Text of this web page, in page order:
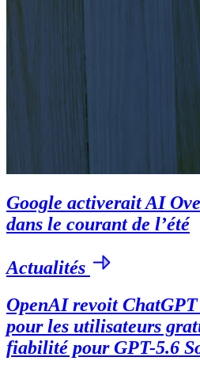
Google activerait AI
dans le courant de l’été
Actualités
OpenAI revoit
pour les utilisateurs
fiabilité pour GPT-5.6